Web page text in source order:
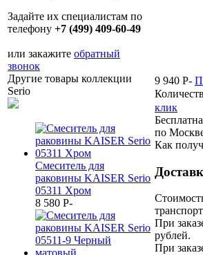
Задайте их специалистам по
телефону +7 (499) 409-60-49
или закажите обратный
звонок
Другие товары коллекции
Serio
Смеситель для
раковины KAISER Serio
05311 Хром
8 580 P-
9 940 P-
клик
по
Как
При
рублей.
При